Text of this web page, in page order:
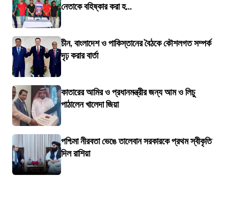
নেতাকে বহিষ্কার করা হ...
চীন, বাংলাদেশ ও পাকিস্তানের বৈঠকে কৌশলগত সম্পর্ক
দৃঢ় করার বার্তা
কাতারের আমির ও প্রধানমন্ত্রীর জন্য আম ও লিচু
পাঠালেন খালেদা জিয়া
পশ্চিমা নীরবতা ভেঙে তালেবান সরকারকে প্রথম স্বীকৃতি
দিল রাশিয়া